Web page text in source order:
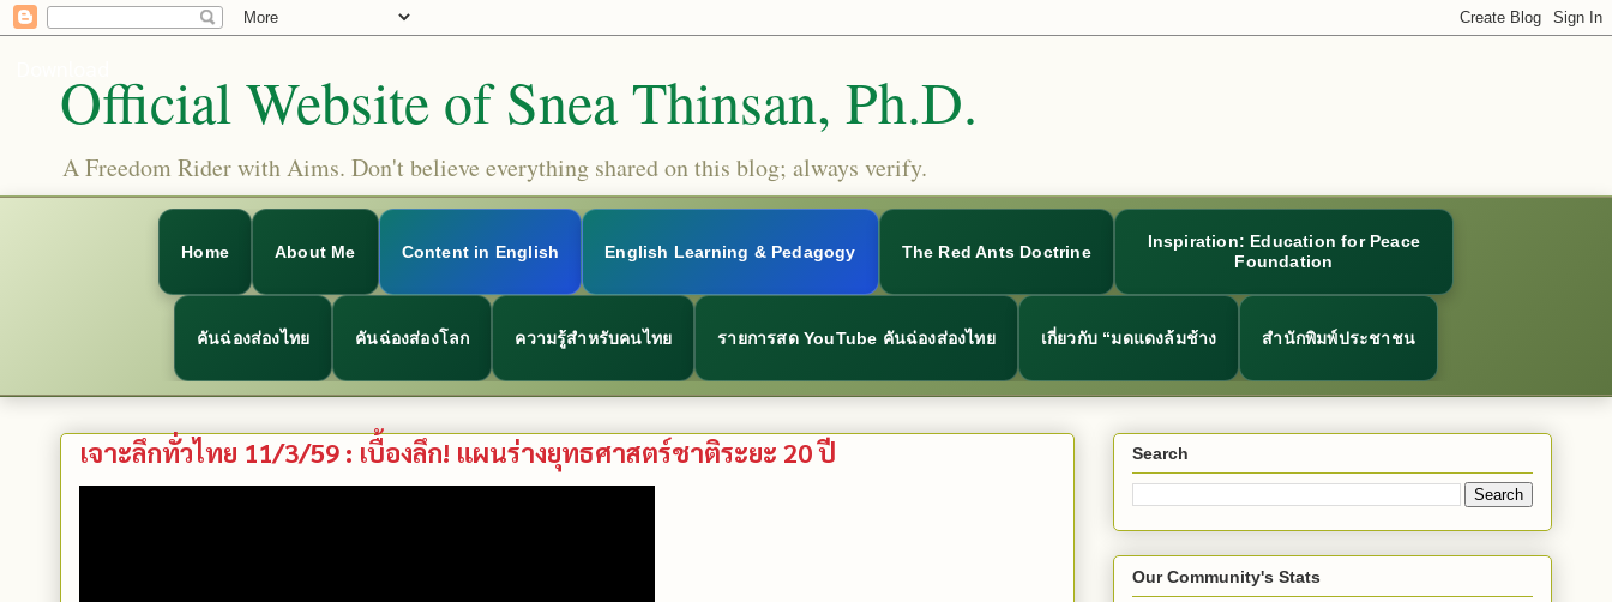
Official Website of Snea Thinsan, Ph.D.
A Freedom Rider with Aims. Don't believe everything shared on this blog; always verify.
Home About Me Content in English English Learning & Pedagogy The Red Ants Doctrine
Inspiration: Education for Peace
Foundation
คันฉ่องส่องไทย คันฉ่องส่องโลก ความรู้สำหรับคนไทย รายการสด YouTube คันฉ่องส่องไทย เกี่ยวกับ “มดแดงล้มช้าง สำนักพิมพ์ประชาชน
เจาะลึกทั่วไทย 11/3/59 : เบื้องลึก! แผนร่างยุทธศาสตร์ชาติระยะ 20 ปี Search
Our Community's Stats